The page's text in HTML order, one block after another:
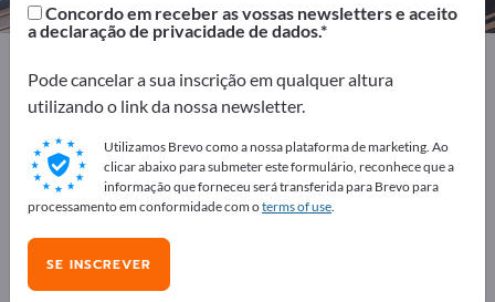
Materiais de construção
Materiais de construção
Madeiras de construção
Anuncie gratuitamente na
Exportpages!
Necessidades – Ofertas – Produtos usados – Contactos
comerciais >> comece aqui
Concordo em receber as vossas newsletters e aceito
a declaração de privacidade de dados.
Pode cancelar a sua inscrição em qualquer altura
utilizando o link da nossa newsletter.
Utilizamos Brevo como a nossa plataforma de marketing. Ao
clicar abaixo para submeter este formulário, reconhece que a
informação que forneceu será transferida para Brevo para
processamento em conformidade com oterms of use.
SE INSCREVER